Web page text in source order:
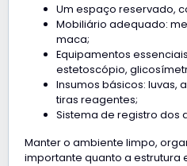
Um espaço reservado,
Mobiliário adequado:
maca;
Equipamentos
estetoscópio,
Insumos básicos: luvas,
tiras reagentes;
Sistema de registro dos
Manter o ambiente limpo,
importante quanto a estrutura